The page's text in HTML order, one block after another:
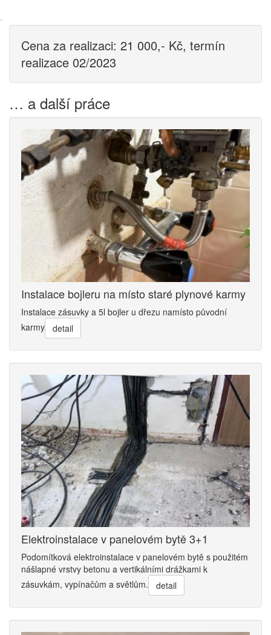
·
Cena za realizaci: 21 000,- Kč, termín
realizace 02/2023
… a další práce
Instalace bojleru na místo staré plynové karmy
Instalace zásuvky a 5l bojler u dřezu namísto původní
karmy
detail
Elektroinstalace v panelovém bytě 3+1
Podomítková elektroinstalace v panelovém bytě s použitém
nášlapné vrstvy betonu a vertikálními drážkami k
zásuvkám, vypínačům a světlům.
detail